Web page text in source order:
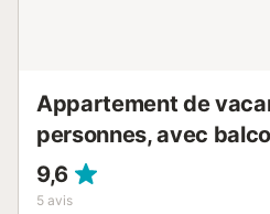
Appartement de
personnes, avec
9,6
5 avis